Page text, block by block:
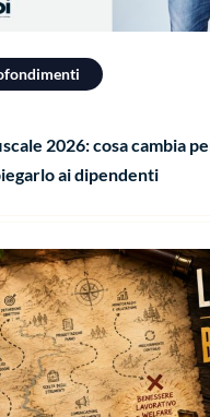
2026: cosa cambia
ai dipendenti